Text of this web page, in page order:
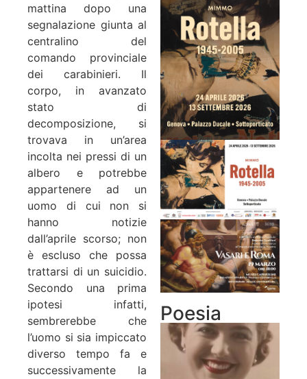
mattina dopo una
segnalazione giunta al
centralino del
comando provinciale
dei carabinieri. Il
corpo, in avanzato
stato di
decomposizione, si
trovava in un’area
incolta nei pressi di un
albero e potrebbe
appartenere ad un
uomo di cui non si
hanno notizie
dall’aprile scorso; non
è escluso che possa
trattarsi di un suicidio.
Secondo una prima
ipotesi infatti,
sembrerebbe che
l’uomo si sia impiccato
diverso tempo fa e
successivamente la
Poesia